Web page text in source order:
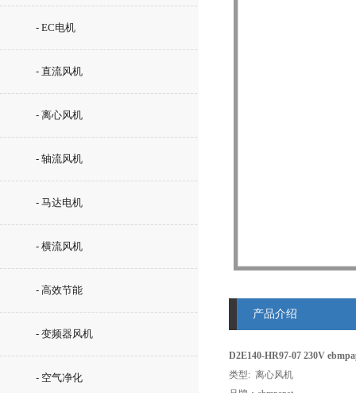
- EC电机
- 直流风机
- 离心风机
- 轴流风机
- 马达电机
- 横流风机
- 高效节能
- 变频器风机
- 空气净化
产品介绍
D2E140-HR97-07 230V
类型: 离心风机